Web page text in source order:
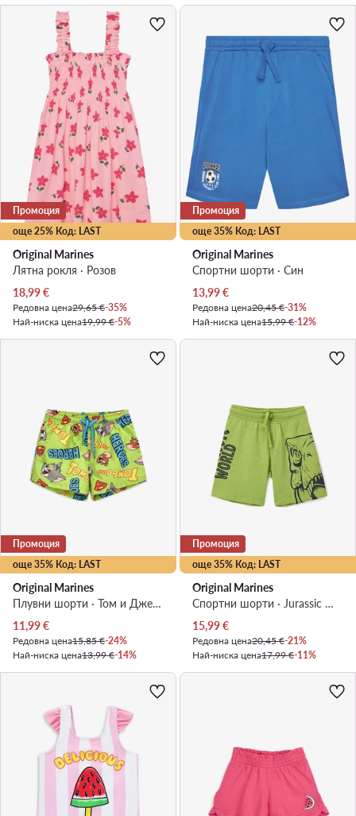
още 25% Код: LAST
Промоция
Original Marines
Лятна рокля · Розов
Актуална цена
18,99€
Редовна цена29,65 €-35%
Най-ниска цена19,99 €-5%
още 35% Код: LAST
Промоция
Original Marines
Спортни шорти · Син
Актуална цена
13,99€
Редовна цена20,45 €-31%
Най-ниска цена15,99 €-12%
още 35% Код: LAST
Промоция
Original Marines
Плувни шорти · Том и Джери · Зелен
Актуална цена
11,99€
Редовна цена15,85 €-24%
Най-ниска цена13,99 €-14%
още 35% Код: LAST
Промоция
Original Marines
Спортни шорти · Jurassic World · Зелен
Актуална цена
15,99€
Редовна цена20,45 €-21%
Най-ниска цена17,99 €-11%